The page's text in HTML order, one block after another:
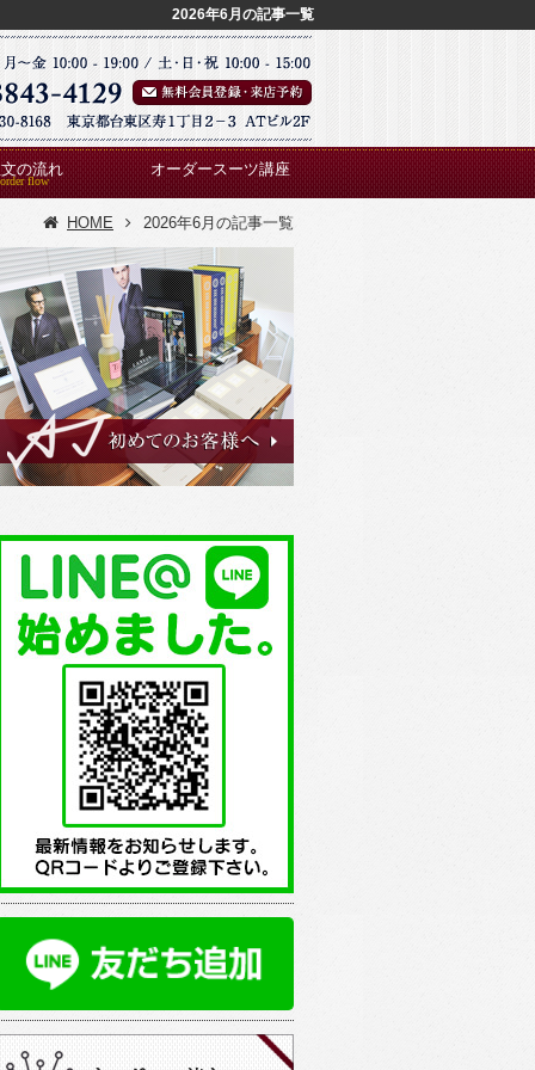
2026年6月の記事一覧
の流れ オーダースーツ講座
HOME 2026年6月の記事一覧